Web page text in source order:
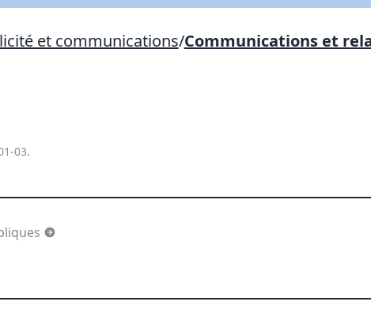
et communications/Communications et
03.
X Fermer Envoyez